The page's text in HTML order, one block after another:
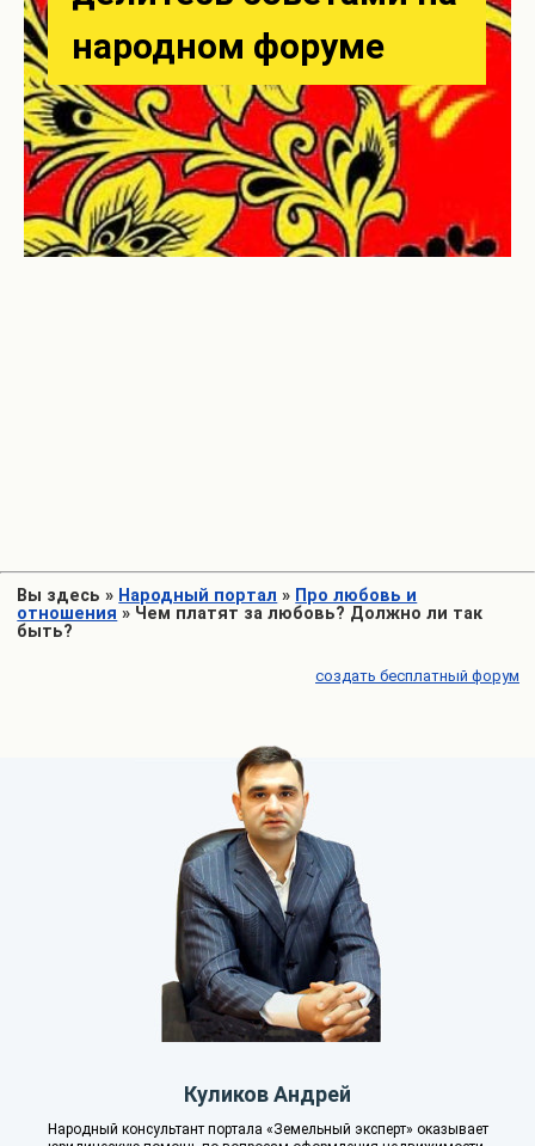
Вы здесь » Народный портал » Про любовь и
отношения » Чем платят за любовь? Должно ли так
быть?
создать бесплатный форум
Куликов Андрей
Народный консультант портала «Земельный эксперт» оказывает